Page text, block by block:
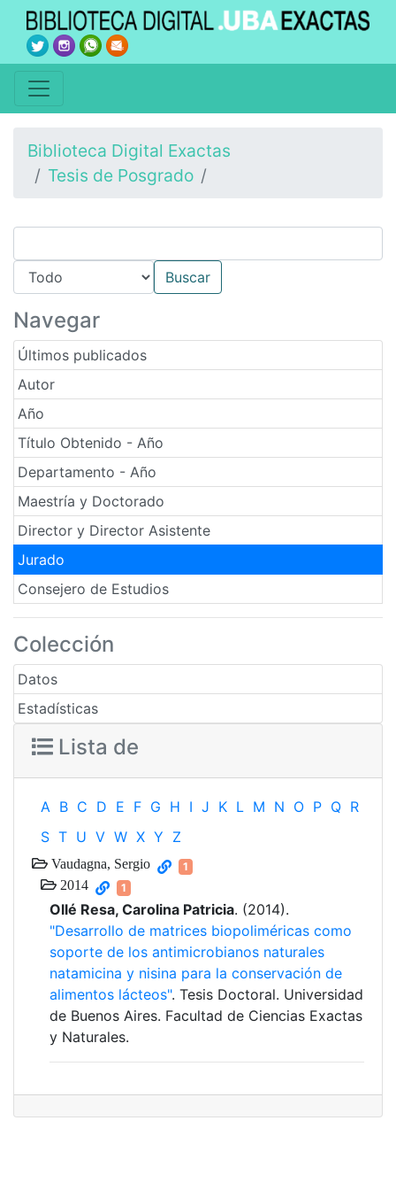
Biblioteca Digital Exactas
Tesis de Posgrado
Navegar
Últimos publicados
Autor
Año
Título Obtenido - Año
Departamento - Año
Maestría y Doctorado
Director y Director Asistente
Jurado
Consejero de Estudios
Colección
Datos
Estadísticas
Lista de
A B C D E F G H I J K L M N O P Q R
S T U V W X Y Z
Vaudagna, Sergio 1
2014 1
Ollé Resa, Carolina Patricia. (2014).
"Desarrollo de matrices biopoliméricas como
soporte de los antimicrobianos naturales
natamicina y nisina para la conservación de
alimentos lácteos". Tesis Doctoral. Universidad
de Buenos Aires. Facultad de Ciencias Exactas
y Naturales.